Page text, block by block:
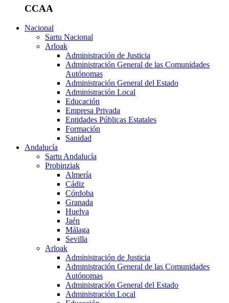
CCAA
Nacional
Sartu Nacional
Arloak
Administración de Justicia
Administración General de las Comunidades
Autónomas
Administración General del Estado
Administración Local
Educación
Empresa Privada
Entidades Públicas Estatales
Formación
Sanidad
Andalucía
Sartu Andalucía
Probinziak
Almería
Cádiz
Córdoba
Granada
Huelva
Jaén
Málaga
Sevilla
Arloak
Administración de Justicia
Administración General de las Comunidades
Autónomas
Administración General del Estado
Administración Local